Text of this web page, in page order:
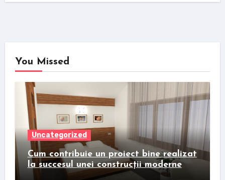
You Missed
Uncategorized
Cum contribuie un proiect bine realizat
la succesul unei construcții moderne